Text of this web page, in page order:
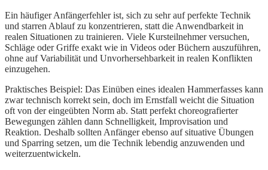
Ein häufiger Anfängerfehler ist, sich zu sehr auf perfekte Technik
und starren Ablauf zu konzentrieren, statt die Anwendbarkeit in
realen Situationen zu trainieren. Viele Kursteilnehmer versuchen,
Schläge oder Griffe exakt wie in Videos oder Büchern auszuführen,
ohne auf Variabilität und Unvorhersehbarkeit in realen Konflikten
einzugehen.
Praktisches Beispiel: Das Einüben eines idealen Hammerfasses kann
zwar technisch korrekt sein, doch im Ernstfall weicht die Situation
oft von der eingeübten Norm ab. Statt perfekt choreografierter
Bewegungen zählen dann Schnelligkeit, Improvisation und
Reaktion. Deshalb sollten Anfänger ebenso auf situative Übungen
und Sparring setzen, um die Technik lebendig anzuwenden und
weiterzuentwickeln.